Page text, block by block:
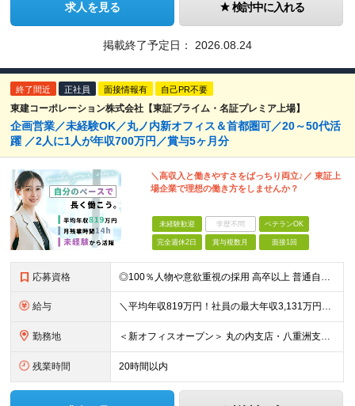
求人を見る 検討中に入れる
掲載終了予定日： 2026.08.24
終了間近 正社員 面接情報有 自己PR不要
東建コーポレーション株式会社【東証プライム・名証プレミア上場】
企画営業／未経験OK／丸ノ内新オフィス＆首都圏可／20～50代活
躍 ／2人に1人が年収700万円／賞与5ヶ月分
＼高収入と働きやすさをばっちり両立♪／ 東証上
場企業で理想の働き方をしませんか？
未経験歓迎 学歴不問 ベテランOK
完全週休2日 賞与複数月 面接1回
応募資格 ◎100％人物や意欲重視の採用 高卒以上 普通自動車第一種運転免許取得者（AT限定可） ★職歴は全く問いません！ 前向きにコツコツと向き合える方であれば結果がついてくるお仕事です。 現職・無職、正社
給与 ＼平均年収819万円！社員の最大年収3,131万円／ ＼2人に1人が年収700万円以上／ ＼5人に1人が年収1,000万円以上！／ 固定給だけで、年収524万円も可能！ インセンティブだけでなく固定給
勤務地 ＜新オフィスオープン＞ 丸の内支店・八重洲支店 東京都千代田区丸の内1丁目9-1 グラントウキョウノースタワーオフィス40階（東京ヘッドオフィス内） ★東京駅直結の新オフィスで雨にも濡れずに通勤♪
残業時間 20時間以内